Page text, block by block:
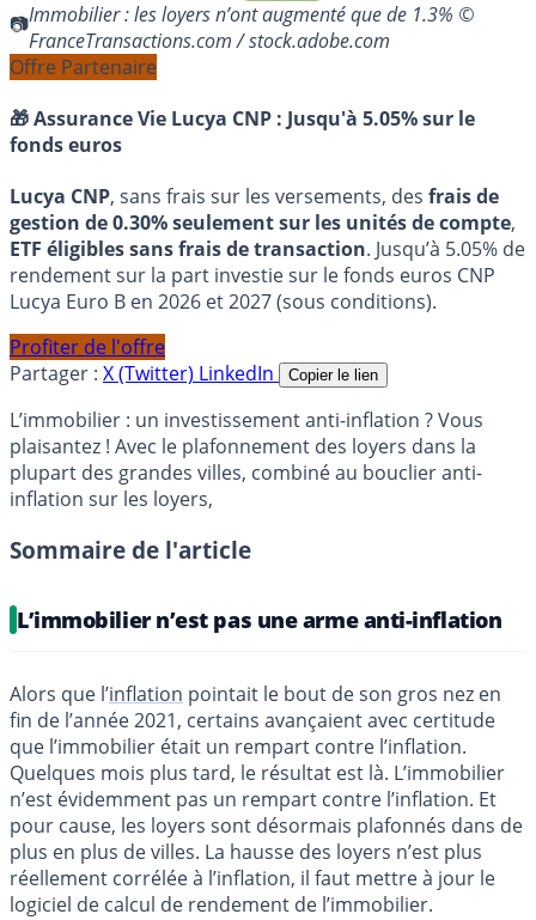
Immobilier : les loyers n’ont augmenté que de 1.3% ©
FranceTransactions.com / stock.adobe.com
Offre Partenaire
🎁 Assurance Vie Lucya CNP : Jusqu'à 5.05% sur le
fonds euros
Lucya CNP, sans frais sur les versements, des frais de
gestion de 0.30% seulement sur les unités de compte,
ETF éligibles sans frais de transaction. Jusqu’à 5.05% de
rendement sur la part investie sur le fonds euros CNP
Lucya Euro B en 2026 et 2027 (sous conditions).
Profiter de l'offre
Partager : X (Twitter) LinkedIn Copier le lien
L’immobilier : un investissement anti-inflation ? Vous
plaisantez ! Avec le plafonnement des loyers dans la
plupart des grandes villes, combiné au bouclier anti-
inflation sur les loyers,
Sommaire de l'article
L’immobilier n’est pas une arme anti-inflation
Alors que l’inflation pointait le bout de son gros nez en
fin de l’année 2021, certains avançaient avec certitude
que l’immobilier était un rempart contre l’inflation.
Quelques mois plus tard, le résultat est là. L’immobilier
n’est évidemment pas un rempart contre l’inflation. Et
pour cause, les loyers sont désormais plafonnés dans de
plus en plus de villes. La hausse des loyers n’est plus
réellement corrélée à l’inflation, il faut mettre à jour le
logiciel de calcul de rendement de l’immobilier.